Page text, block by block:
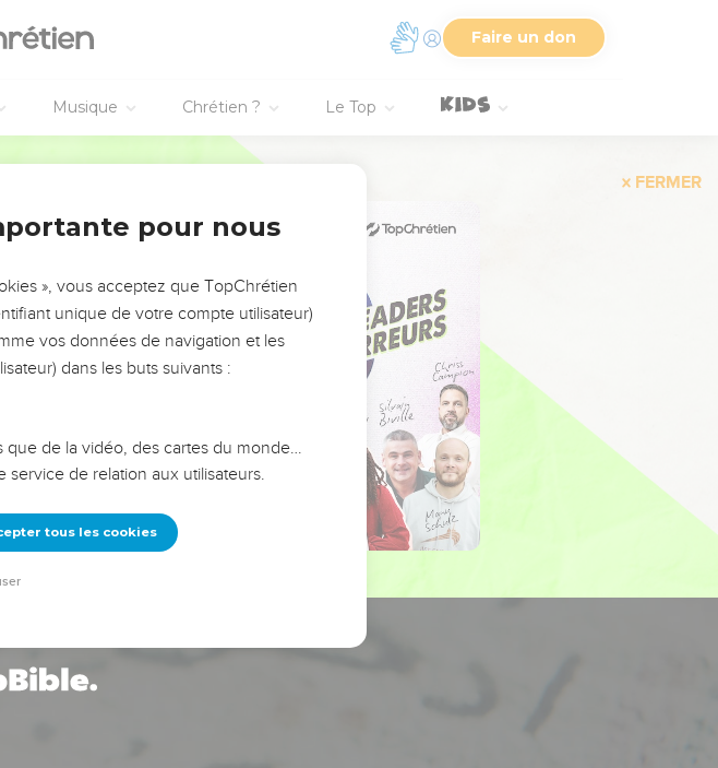
Faire un don
Musique Chrétien ? Le Top
FERMER
on voit
ce sont
erreurs
une famille,
pour nous
», vous acceptez que TopChrétien
unique de votre compte utilisateur)
vos données de navigation et les
dans les buts suivants :
que de la vidéo, des cartes du monde…
de relation aux utilisateurs.
tous les cookies